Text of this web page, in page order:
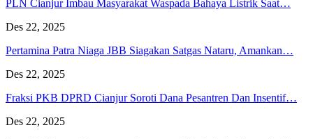
PLN Cianjur Imbau Masyarakat Waspada Bahaya Listrik Saat…
Des 22, 2025
Pertamina Patra Niaga JBB Siagakan Satgas Nataru, Amankan…
Des 22, 2025
Fraksi PKB DPRD Cianjur Soroti Dana Pesantren Dan Insentif…
Des 22, 2025